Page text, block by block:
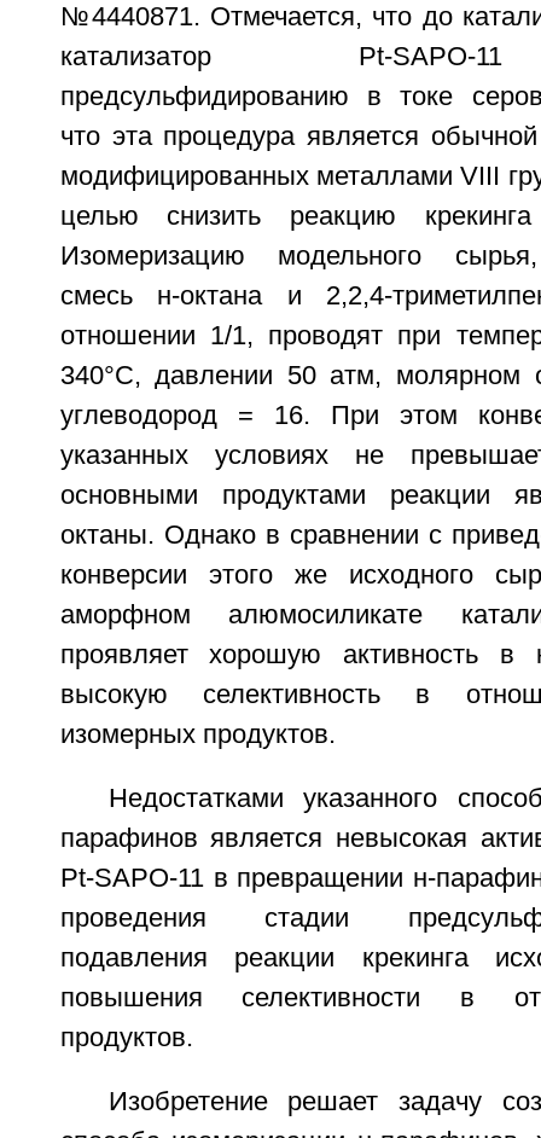
№4440871. Отмечается, что до
катализатор Pt-SAPO-
предсульфидированию в токе
что эта процедура является
модифицированных металлами VIII
целью снизить реакцию
Изомеризацию модельного
смесь н-октана и 2,2,4-
отношении 1/1, проводят при
340°С, давлении 50 атм, молярном
углеводород = 16. При этом
указанных условиях не
основными продуктами реакции
октаны. Однако в сравнении с
конверсии этого же исходного
аморфном алюмосиликате
проявляет хорошую активность в
высокую селективность в
изомерных продуктов.
Недостатками указанного
парафинов является невысокая
Pt-SAPO-11 в превращении н-
проведения стадии
подавления реакции крекинга
повышения селективности в
продуктов.
Изобретение решает задачу